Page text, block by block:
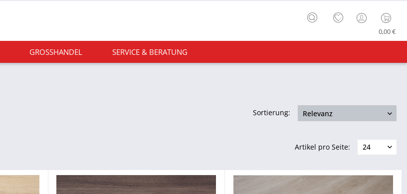
0,00 €
GROSSHANDEL SERVICE & BERATUNG
Sortierung:
Artikel pro Seite: